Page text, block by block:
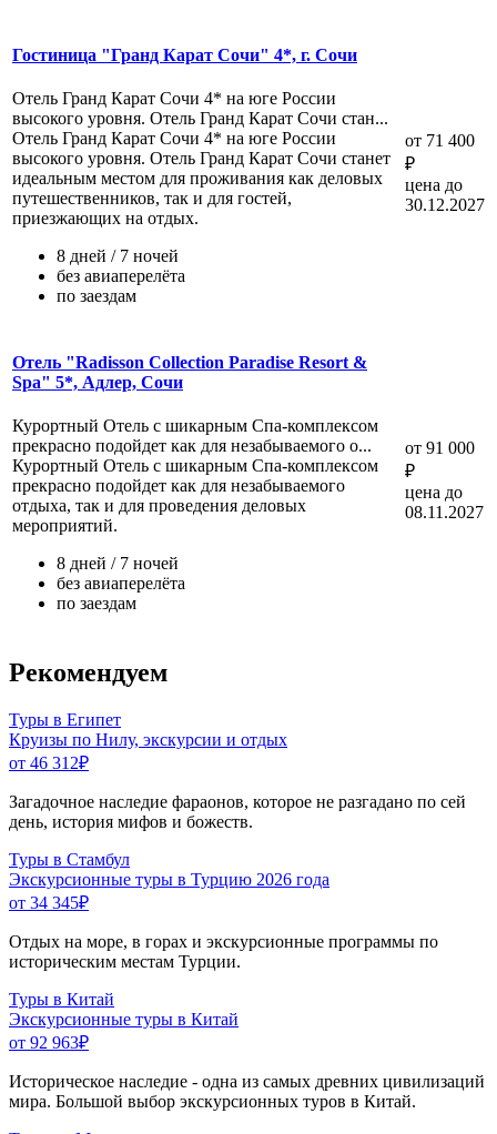
Гостиница "Гранд Карат Сочи" 4*, г. Сочи
Отель Гранд Карат Сочи 4* на юге России
высокого уровня. Отель Гранд Карат Сочи стан...
Отель Гранд Карат Сочи 4* на юге России
высокого уровня. Отель Гранд Карат Сочи станет
идеальным местом для проживания как деловых
путешественников, так и для гостей,
приезжающих на отдых.
8 дней / 7 ночей
без авиаперелёта
по заездам
от 71 400
₽
цена до
30.12.2027
Отель "Radisson Collection Paradise Resort &
Spa" 5*, Адлер, Сочи
Курортный Отель с шикарным Спа-комплексом
прекрасно подойдет как для незабываемого о...
Курортный Отель с шикарным Спа-комплексом
прекрасно подойдет как для незабываемого
отдыха, так и для проведения деловых
мероприятий.
8 дней / 7 ночей
без авиаперелёта
по заездам
от 91 000
₽
цена до
08.11.2027
Рекомендуем
Туры в Египет
Круизы по Нилу, экскурсии и отдых
от 46 312₽
Загадочное наследие фараонов, которое не разгадано по сей
день, история мифов и божеств.
Туры в Стамбул
Экскурсионные туры в Турцию 2026 года
от 34 345₽
Отдых на море, в горах и экскурсионные программы по
историческим местам Турции.
Туры в Китай
Экскурсионные туры в Китай
от 92 963₽
Историческое наследие - одна из самых древних цивилизаций
мира. Большой выбор экскурсионных туров в Китай.